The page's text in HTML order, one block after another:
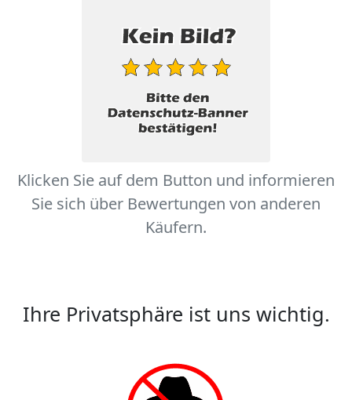
Klicken Sie auf dem Button und informieren
Sie sich über Bewertungen von anderen
Käufern.
Ihre Privatsphäre ist uns wichtig.